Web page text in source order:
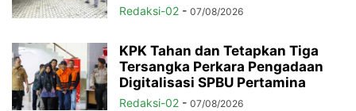
Redaksi-02 - 07/08/2026
KPK Tahan dan Tetapkan Tiga
Tersangka Perkara Pengadaan
Digitalisasi SPBU Pertamina
Redaksi-02 - 07/08/2026